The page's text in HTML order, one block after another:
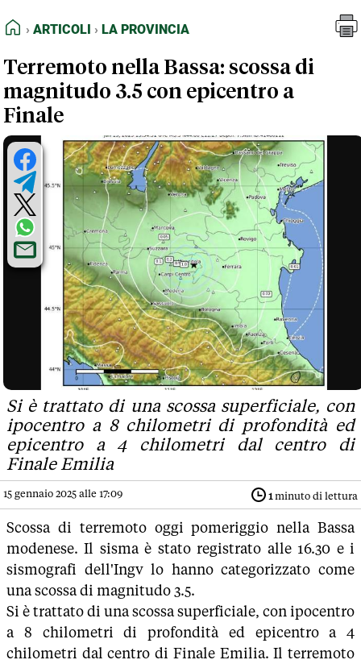
FEED RSS
NORMATIVE DEONTOLOGICHE
TERMINI e CONDIZIONI
Articoli
La Provincia
HOME
ARTICOLI LA PROVINCIA
Terremoto nella Bassa: scossa di
magnitudo 3.5 con epicentro a
Finale
Si è trattato di una scossa superficiale, con
ipocentro a 8 chilometri di profondità ed
epicentro a 4 chilometri dal centro di
Finale Emilia
15 gennaio 2025 alle 17:09 1 minuto di lettura
Scossa di terremoto oggi pomeriggio nella Bassa
modenese. Il sisma è stato registrato alle 16.30 e i
sismografi dell'Ingv lo hanno categorizzato come
una scossa di magnitudo 3.5.
Si è trattato di una scossa superficiale, con ipocentro
a 8 chilometri di profondità ed epicentro a 4
chilometri dal centro di Finale Emilia. Il terremoto